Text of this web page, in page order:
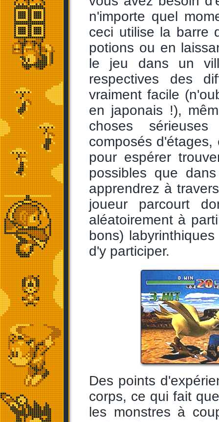
n'importe quel
ceci utilise la barre
potions ou en
le jeu dans un
respectives des
vraiment facile
en japonais !),
choses
composés
pour espérer
possibles que
apprendrez à
joueur parcourt
aléatoirement à
bons)
d'y participer.
Des points
corps, ce qui fait
les monstres à